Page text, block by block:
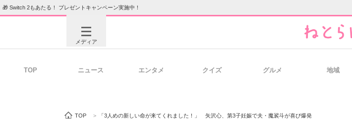
🎁 Switch 2もあたる！ プレゼントキャンペーン実施中！
メディア
TOP ニュース エンタメ クイズ グルメ 地域
TOP > 「3人めの新しい命が来てくれました！」 矢沢心、第3子妊娠で夫・魔裟斗が喜び爆発